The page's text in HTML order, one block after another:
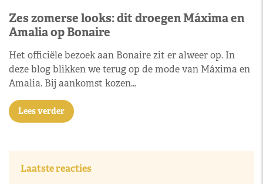
Zes zomerse looks: dit droegen Máxima en
Amalia op Bonaire
Het officiële bezoek aan Bonaire zit er alweer op. In
deze blog blikken we terug op de mode van Máxima en
Amalia. Bij aankomst kozen…
Lees verder
Laatste reacties